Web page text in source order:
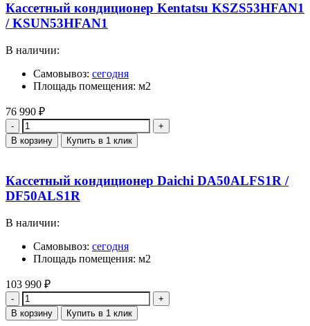
Кассетный кондиционер Kentatsu KSZS53HFAN1
/ KSUN53HFAN1
В наличии:
Самовывоз: сегодня
Площадь помещения: м2
76 990 ₽
Количество
В корзину Купить в 1 клик
Кассетный кондиционер Daichi DA50ALFS1R /
DF50ALS1R
В наличии:
Самовывоз: сегодня
Площадь помещения: м2
103 990 ₽
Количество
В корзину Купить в 1 клик